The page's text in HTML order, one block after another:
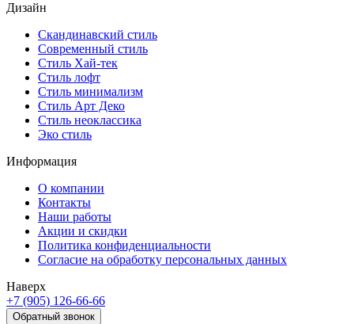
Дизайн
Скандинавский стиль
Современный стиль
Стиль Хай-тек
Стиль лофт
Стиль минимализм
Стиль Арт Деко
Стиль неоклассика
Эко стиль
Информация
О компании
Контакты
Наши работы
Акции и скидки
Политика конфиденциальности
Согласие на обработку персональных данных
Наверх
+7 (905) 126-66-66
Обратный звонок